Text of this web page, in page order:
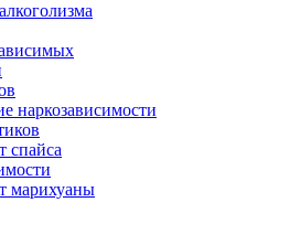
наркозависимости
спайса
марихуаны